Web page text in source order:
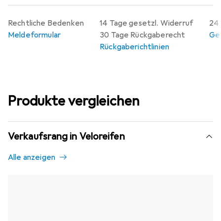
14 Tage gesetzl. Widerruf
30 Tage Rückgaberecht
Rückgaberichtlinien
24
Rechtliche Bedenken
Meldeformular
Produkte vergleichen
Verkaufsrang in Veloreifen
Alle anzeigen